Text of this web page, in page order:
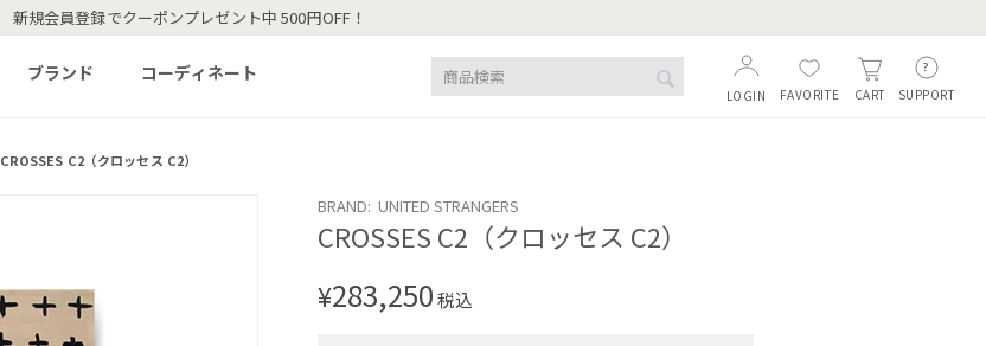
新規会員登録でクーポンプレゼント中 500円OFF！
ブランド コーディネート
SUPPORT
CART
FAVORITE
LOGIN
CROSSES C2（クロッセス C2）
BRAND: UNITED STRANGERS
CROSSES C2（クロッセス C2）
¥283,250税込